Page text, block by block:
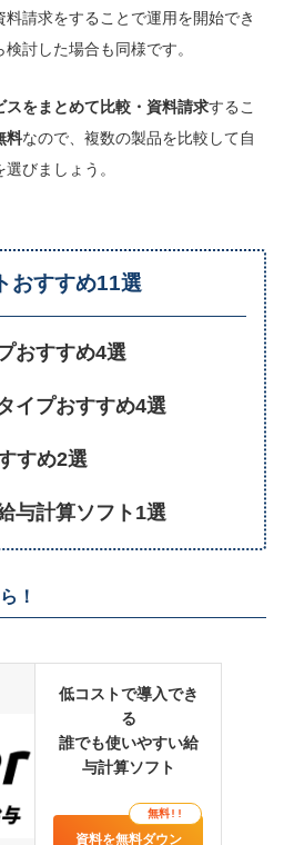
請求をすることで運用を開始でき
討した場合も同様です。
スをまとめて比較・資料請求するこ
料なので、複数の製品を比較して自
びましょう。
おすすめ11選
おすすめ4選
イプおすすめ4選
すめ2選
与計算ソフト1選
！
低コストで導入でき
る
誰でも使いやすい給
与計算ソフト
無料!!
資料を無料ダウン